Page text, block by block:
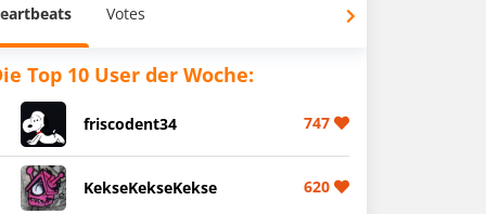
Votes
Top 10 User der Woche:
friscodent34 747
KekseKekseKekse 620